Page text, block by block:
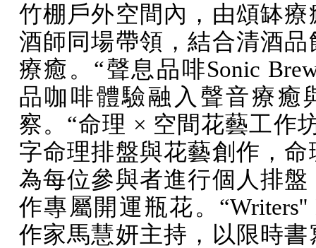
竹棚戶外空間內，由頌缽療
酒師同場帶領，結合清酒品
療癒。“聲息品啡Sonic
品咖啡體驗融入聲音療癒
察。“命理 × 空間花藝工作
字命理排盤與花藝創作，命
為每位參與者進行個人排盤
作專屬開運瓶花。“Writers''
作家馬慧妍主持，以限時書